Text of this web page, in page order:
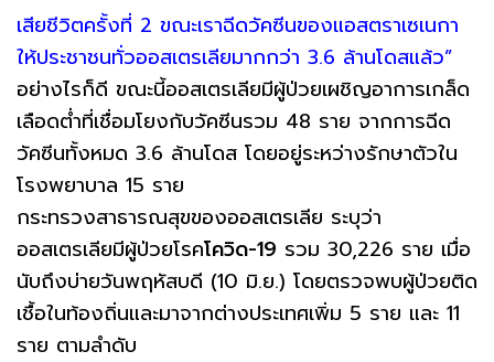
เสียชีวิตครั้งที่ 2 ขณะเราฉีดวัคซีนของแอสตราเซเนกา
ให้ประชาชนทั่วออสเตรเลียมากกว่า 3.6 ล้านโดสแล้ว”
อย่างไรก็ดี ขณะนี้ออสเตรเลียมีผู้ป่วยเผชิญอาการเกล็ด
เลือดต่ำที่เชื่อมโยงกับวัคซีนรวม 48 ราย จากการฉีด
วัคซีนทั้งหมด 3.6 ล้านโดส โดยอยู่ระหว่างรักษาตัวใน
โรงพยาบาล 15 ราย
กระทรวงสาธารณสุขของออสเตรเลีย ระบุว่า
ออสเตรเลียมีผู้ป่วยโรคโควิด-19 รวม 30,226 ราย เมื่อ
นับถึงบ่ายวันพฤหัสบดี (10 มิ.ย.) โดยตรวจพบผู้ป่วยติด
เชื้อในท้องถิ่นและมาจากต่างประเทศเพิ่ม 5 ราย และ 11
ราย ตามลำดับ